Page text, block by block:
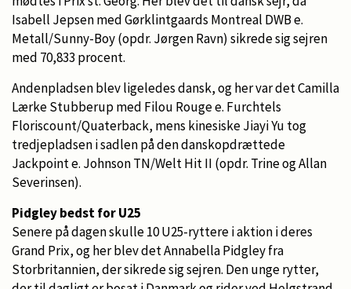
Isabell Jepsen med Gørklintgaards Montreal DWB e.
Metall/Sunny-Boy (opdr. Jørgen Ravn) sikrede sig sejren
med 70,833 procent.
Andenpladsen blev ligeledes dansk, og her var det Camilla
Lærke Stubberup med Filou Rouge e. Furchtels
Floriscount/Quaterback, mens kinesiske Jiayi Yu tog
tredjepladsen i sadlen på den danskopdrættede
Jackpoint e. Johnson TN/Welt Hit II (opdr. Trine og Allan
Severinsen).
Pidgley bedst for U25
Senere på dagen skulle 10 U25-ryttere i aktion i deres
Grand Prix, og her blev det Annabella Pidgley fra
Storbritannien, der sikrede sig sejren. Den unge rytter,